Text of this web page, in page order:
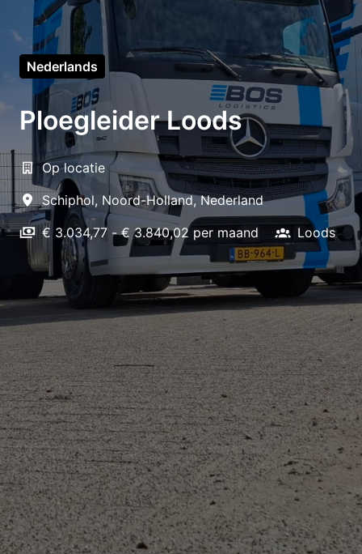
Nederlands
Ploegleider Loods
Op locatie
Schiphol, Noord-Holland, Nederland
€ 3.034,77 - € 3.840,02 per maand
Loods